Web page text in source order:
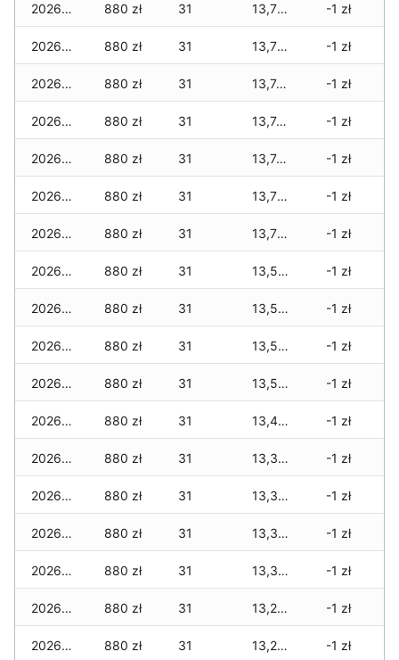
2026-06-07 880 zł 31 13,769 zł -1 zł
2026-06-06 880 zł 31 13,769 zł -1 zł
2026-06-05 880 zł 31 13,749 zł -1 zł
2026-06-04 880 zł 31 13,749 zł -1 zł
2026-06-03 880 zł 31 13,749 zł -1 zł
2026-06-02 880 zł 31 13,724 zł -1 zł
2026-06-01 880 zł 31 13,724 zł -1 zł
2026-05-31 880 zł 31 13,569 zł -1 zł
2026-05-30 880 zł 31 13,544 zł -1 zł
2026-05-29 880 zł 31 13,519 zł -1 zł
2026-05-28 880 zł 31 13,519 zł -1 zł
2026-05-27 880 zł 31 13,429 zł -1 zł
2026-05-26 880 zł 31 13,329 zł -1 zł
2026-05-25 880 zł 31 13,329 zł -1 zł
2026-05-24 880 zł 31 13,309 zł -1 zł
2026-05-23 880 zł 31 13,309 zł -1 zł
2026-05-22 880 zł 31 13,289 zł -1 zł
2026-05-21 880 zł 31 13,289 zł -1 zł